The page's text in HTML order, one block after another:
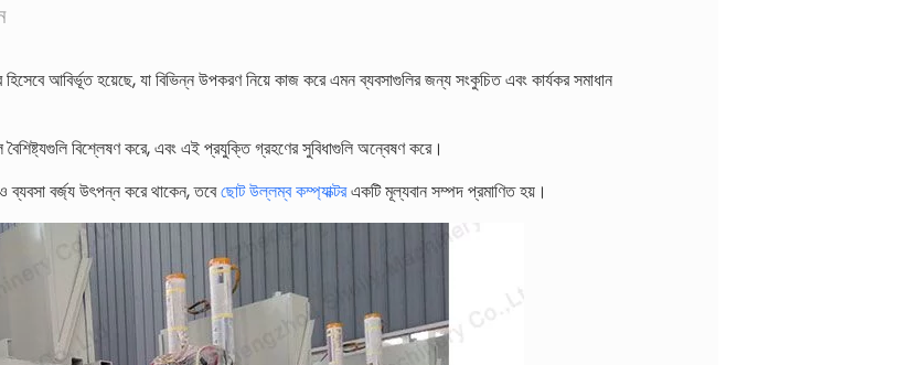
আবির্ভূত হয়েছে, যা বিভিন্ন উপকরণ নিয়ে কাজ করে এমন ব্যবসাগুলির জন্য সংকুচিত এবং কার্যকর সমাধান
বিশ্লেষণ করে, এবং এই প্রযুক্তি গ্রহণের সুবিধাগুলি অন্বেষণ করে।
ব্যবসা বর্জ্য উৎপন্ন করে থাকেন, তবেছোট উল্লম্ব কম্প্যাক্টরএকটি মূল্যবান সম্পদ প্রমাণিত হয়।